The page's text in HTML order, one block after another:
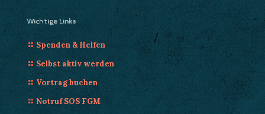
Wichtige Links
Spenden & Helfen
Selbst aktiv werden
Vortrag buchen
Notruf SOS FGM